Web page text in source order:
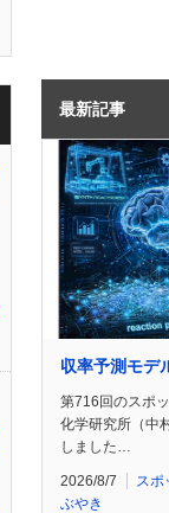
最新記事
収率予測モデ
第716回のスポ
化学研究所（中
しました…
2026/8/7 スポ
ぶやき